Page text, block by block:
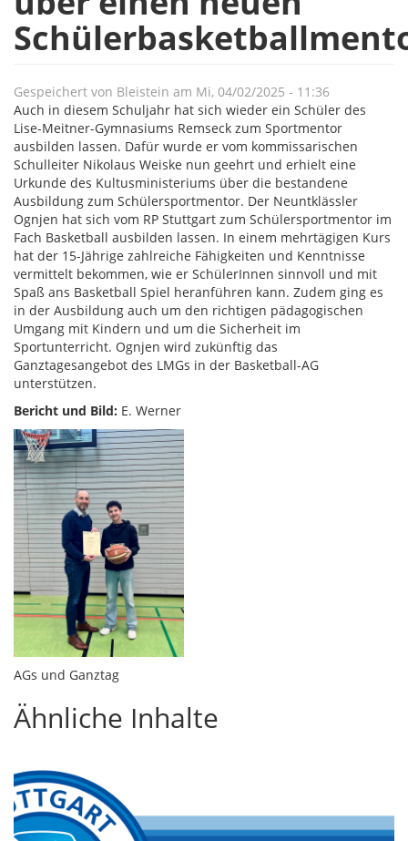
Gespeichert von Bleistein am Mi, 04/02/2025 - 11:36
Auch in diesem Schuljahr hat sich wieder ein Schüler des
Lise-Meitner-Gymnasiums Remseck zum Sportmentor
ausbilden lassen. Dafür wurde er vom kommissarischen
Schulleiter Nikolaus Weiske nun geehrt und erhielt eine
Urkunde des Kultusministeriums über die bestandene
Ausbildung zum Schülersportmentor. Der Neuntklässler
Ognjen hat sich vom RP Stuttgart zum Schülersportmentor im
Fach Basketball ausbilden lassen. In einem mehrtägigen Kurs
hat der 15-Jährige zahlreiche Fähigkeiten und Kenntnisse
vermittelt bekommen, wie er SchülerInnen sinnvoll und mit
Spaß ans Basketball Spiel heranführen kann. Zudem ging es
in der Ausbildung auch um den richtigen pädagogischen
Umgang mit Kindern und um die Sicherheit im
Sportunterricht. Ognjen wird zukünftig das
Ganztagesangebot des LMGs in der Basketball-AG
unterstützen.
Bericht und Bild: E. Werner
AGs und Ganztag
Ähnliche Inhalte